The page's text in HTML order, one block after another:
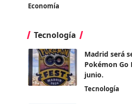
Economía
Tecnología
Madrid será
Pokémon Go
junio.
Tecnología